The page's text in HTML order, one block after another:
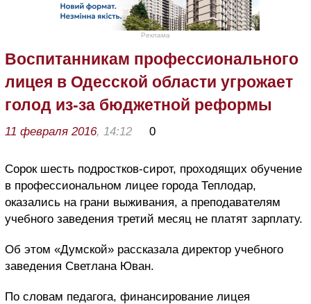
Реклама
Воспитанникам профессионального
лицея в Одесской области угрожает
голод из-за бюджетной реформы
11 февраля 2016, 14:12 0
Сорок шесть подростков-сирот, проходящих обучение
в профессиональном лицее города Теплодар,
оказались на грани выживания, а преподавателям
учебного заведения третий месяц не платят зарплату.
Об этом «Думской» рассказала директор учебного
заведения Светлана Юван.
По словам педагога, финансирование лицея